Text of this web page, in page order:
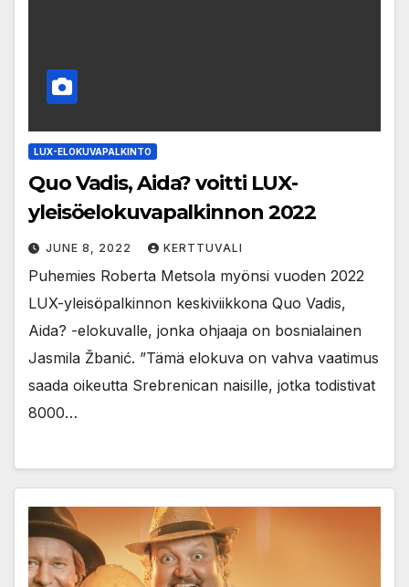
LUX-ELOKUVAPALKINTO
Quo Vadis, Aida? voitti LUX-
yleisöelokuvapalkinnon 2022
JUNE 8, 2022 KERTTUVALI
Puhemies Roberta Metsola myönsi vuoden 2022
LUX-yleisöpalkinnon keskiviikkona Quo Vadis,
Aida? -elokuvalle, jonka ohjaaja on bosnialainen
Jasmila Žbanić. ”Tämä elokuva on vahva vaatimus
saada oikeutta Srebrenican naisille, jotka todistivat
8000…